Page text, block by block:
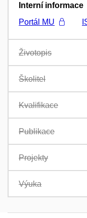
Interní informace
Portál MU
Životopis
Školitel
Kvalifikace
Publikace
Projekty
Výuka